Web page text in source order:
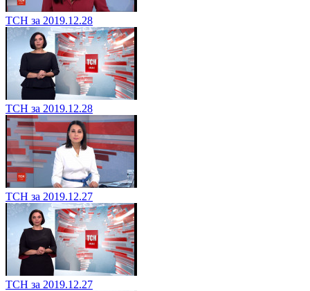
ТСН за 2019.12.28
ТСН за 2019.12.28
ТСН за 2019.12.27
ТСН за 2019.12.27